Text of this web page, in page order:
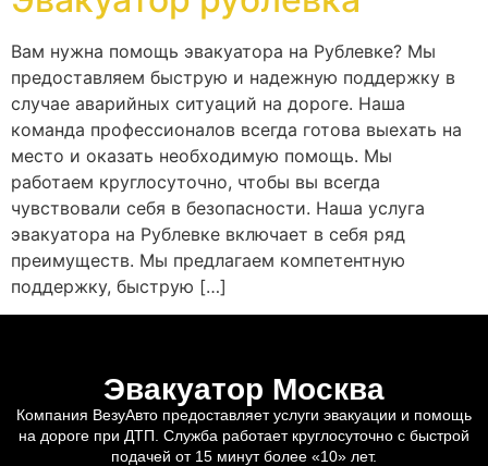
Вам нужна помощь эвакуатора на Рублевке? Мы
предоставляем быструю и надежную поддержку в
случае аварийных ситуаций на дороге. Наша
команда профессионалов всегда готова выехать на
место и оказать необходимую помощь. Мы
работаем круглосуточно, чтобы вы всегда
чувствовали себя в безопасности. Наша услуга
эвакуатора на Рублевке включает в себя ряд
преимуществ. Мы предлагаем компетентную
поддержку, быструю […]
Эвакуатор Москва
Компания ВезуАвто предоставляет услуги эвакуации и помощь
на дороге при ДТП. Служба работает круглосуточно с быстрой
подачей от 15 минут более «10» лет.